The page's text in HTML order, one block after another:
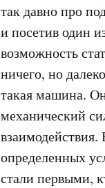
так давно про
и посетив один
возможность
ничего, но
такая машина. Он
механический
определенных
стали первыми,